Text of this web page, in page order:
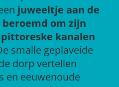
juweeltje aan de
om zijn
kanalen
smalle geplaveide
dorp vertellen
en eeuwenoude